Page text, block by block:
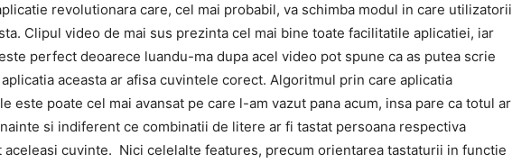
revolutionara care, cel mai probabil, va schimba modul in care utilizatorii
Clipul video de mai sus prezinta cel mai bine toate facilitatile aplicatiei, iar
perfect deoarece luandu-ma dupa acel video pot spune ca as putea scrie
aceasta ar afisa cuvintele corect. Algoritmul prin care aplicatia
este poate cel mai avansat pe care l-am vazut pana acum, insa pare ca totul ar
si indiferent ce combinatii de litere ar fi tastat persoana respectiva
aceleasi cuvinte. Nici celelalte features, precum orientarea tastaturii in functie